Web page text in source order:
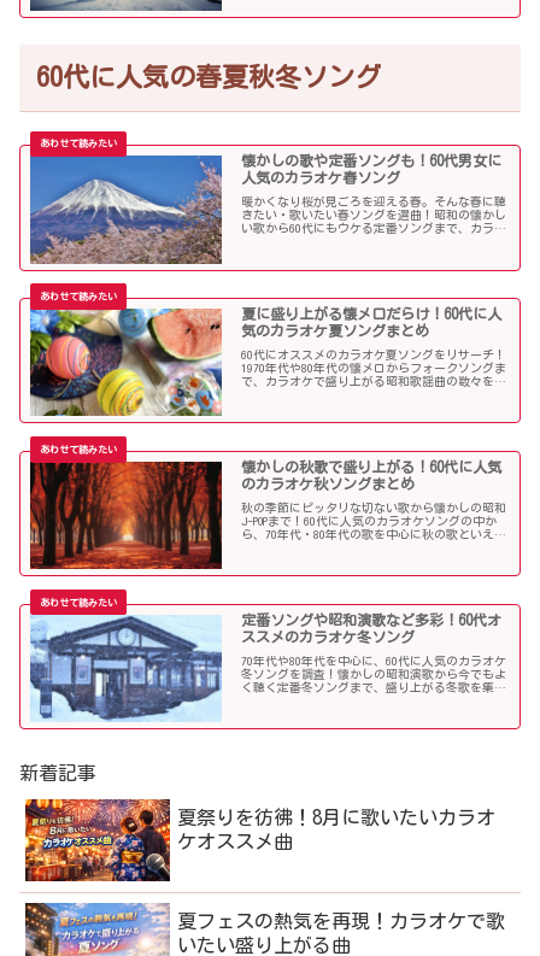
60代に人気の春夏秋冬ソング
懐かしの歌や定番ソングも！60代男女に
人気のカラオケ春ソング
暖かくなり桜が見ごろを迎える春。そんな春に聴
きたい・歌いたい春ソングを選曲！昭和の懐かし
い歌から60代にもウケる定番ソングまで、カラオ
夏に盛り上がる懐メロだらけ！60代に人
気のカラオケ夏ソングまとめ
60代にオススメのカラオケ夏ソングをリサーチ！
1970年代や80年代の懐メロからフォークソングま
で、カラオケで盛り上がる昭和歌謡曲の数々を取
懐かしの秋歌で盛り上がる！60代に人気
のカラオケ秋ソングまとめ
秋の季節にピッタリな切ない歌から懐かしの昭和
J-POPまで！60代に人気のカラオケソングの中か
ら、70年代・80年代の歌を中心に秋の歌といえば
定番ソングや昭和演歌など多彩！60代オ
ススメのカラオケ冬ソング
70年代や80年代を中心に、60代に人気のカラオケ
冬ソングを調査！懐かしの昭和演歌から今でもよ
く聴く定番冬ソングまで、盛り上がる冬歌を集め
新着記事
夏祭りを彷彿！8月に歌いたいカラオ
ケオススメ曲
夏フェスの熱気を再現！カラオケで歌
いたい盛り上がる曲